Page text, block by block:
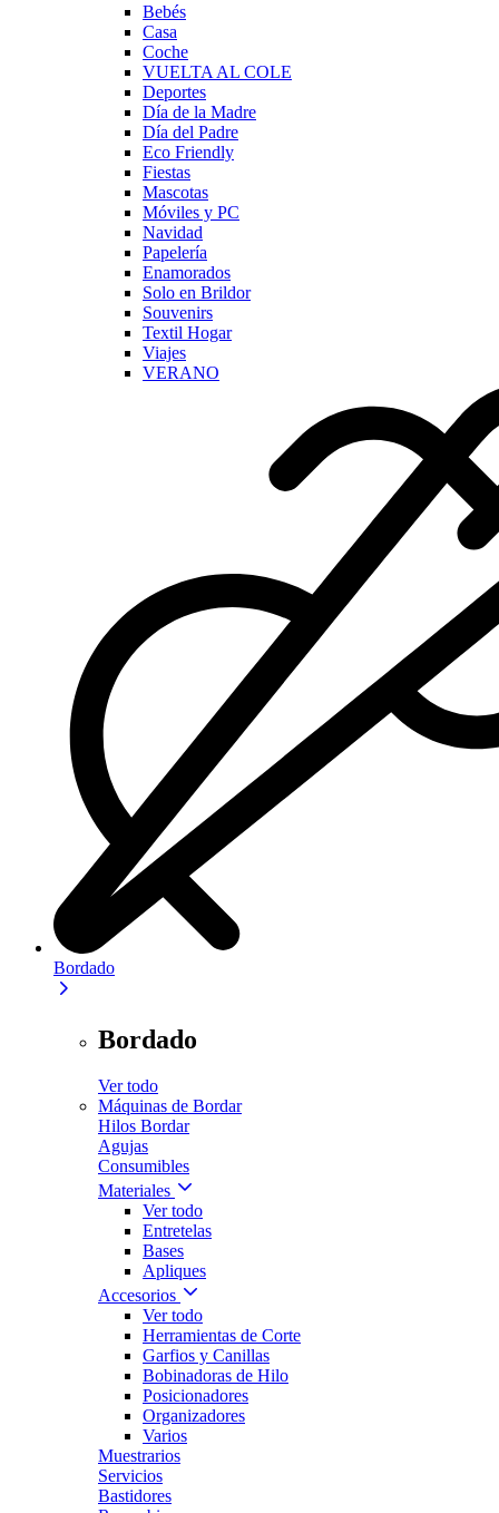
Bebés
Casa
Coche
VUELTA AL COLE
Deportes
Día de la Madre
Día del Padre
Eco Friendly
Fiestas
Mascotas
Móviles y PC
Navidad
Papelería
Enamorados
Solo en Brildor
Souvenirs
Textil Hogar
Viajes
VERANO
Bordado
Bordado
Ver todo
Máquinas de Bordar
Hilos Bordar
Agujas
Consumibles
Materiales
Ver todo
Entretelas
Bases
Apliques
Accesorios
Ver todo
Herramientas de Corte
Garfios y Canillas
Bobinadoras de Hilo
Posicionadores
Organizadores
Varios
Muestrarios
Servicios
Bastidores